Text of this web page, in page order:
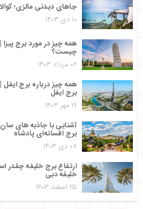
جاهای دیدنی مالزی؛
۱۰ دی ۱۴۰۳
همه چیز در مورد برج
چیست؟
۰۶ مرداد ۱۴۰۳
همه چیز درباره برج
برج ایفل
۱۹ مهر ۱۴۰۳
آشنایی با جاذبه ‌های
برج افسانه‌ای پادشاه
۰۸ دی ۱۴۰۳
ارتفاع برج خلیفه چقدر
خلیفه دبی
۲۵ اسفند ۱۴۰۳